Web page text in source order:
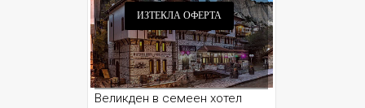
ИЗТЕКЛА ОФЕРТА
Великден в семеен хотел